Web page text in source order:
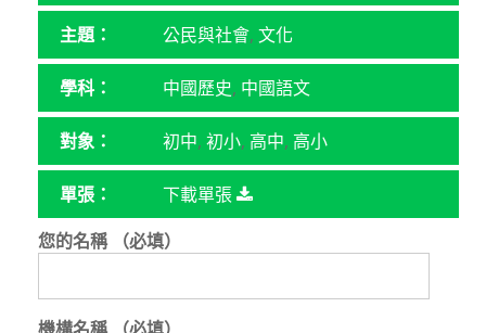
主題： 公民與社會, 文化
學科： 中國歷史, 中國語文
對象： 初中, 初小, 高中, 高小
單張：
下載單張
您的名稱 （必填）